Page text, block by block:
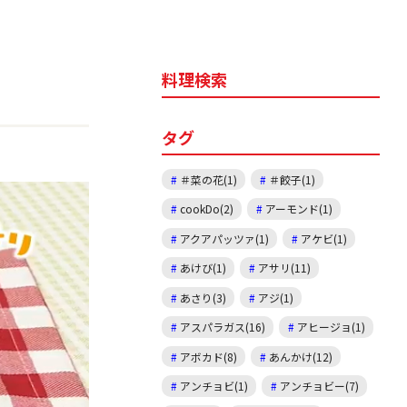
料理検索
タグ
＃菜の花(1)
＃餃子(1)
cookDo(2)
アーモンド(1)
アクアパッツァ(1)
アケビ(1)
あけび(1)
アサリ(11)
あさり(3)
アジ(1)
アスパラガス(16)
アヒージョ(1)
アボカド(8)
あんかけ(12)
アンチョビ(1)
アンチョビー(7)